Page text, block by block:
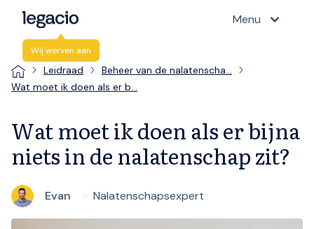
Wij werven aan
Menu
Leidraad
Beheer van de nalatenscha…
Wat moet ik doen als er b…
Wat moet ik doen als er bijna
niets in de nalatenschap zit?
Evan Nalatenschapsexpert